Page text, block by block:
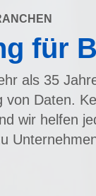
für
als 35
von Daten.
wir helfen